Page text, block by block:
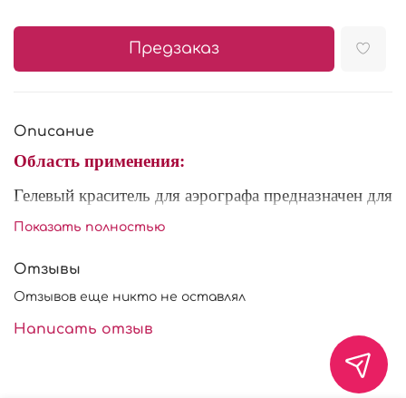
Предзаказ
Описание
Область применения:
Гелевый краситель для аэрографа предназначен для
поверхностного декорирования айсинга, мастики,
крем-чиза, шоколада и т.д.
Характеристики:
Состав:вода, сахар, красители пищевые,
консервант лимонная кислота, антиокислитель
Показать полностью
Отзывы
Отзывов еще никто не оставлял
Написать отзыв